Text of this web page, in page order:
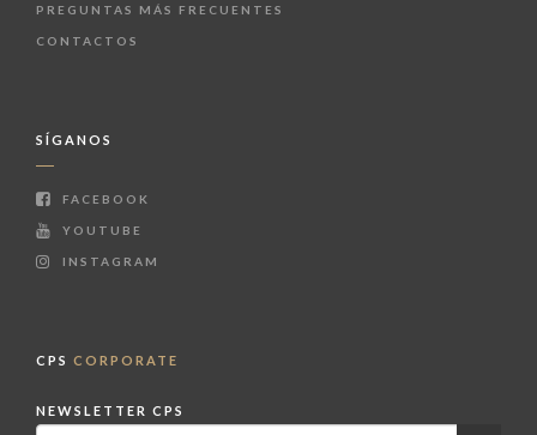
PREGUNTAS MÁS FRECUENTES
CONTACTOS
SÍGANOS
FACEBOOK
YOUTUBE
INSTAGRAM
CPS CORPORATE
NEWSLETTER CPS